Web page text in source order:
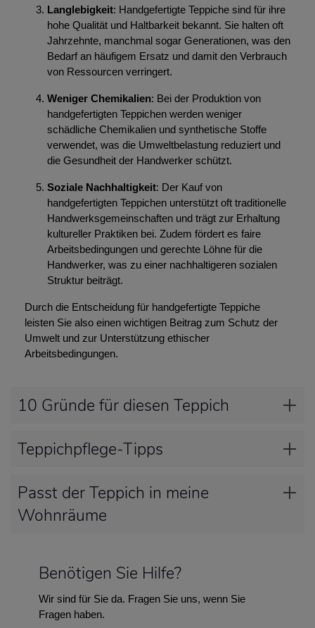
Langlebigkeit: Handgefertigte Teppiche sind für ihre
hohe Qualität und Haltbarkeit bekannt. Sie halten oft
Jahrzehnte, manchmal sogar Generationen, was den
Bedarf an häufigem Ersatz und damit den Verbrauch
von Ressourcen verringert.
Weniger Chemikalien: Bei der Produktion von
handgefertigten Teppichen werden weniger
schädliche Chemikalien und synthetische Stoffe
verwendet, was die Umweltbelastung reduziert und
die Gesundheit der Handwerker schützt.
Soziale Nachhaltigkeit: Der Kauf von
handgefertigten Teppichen unterstützt oft traditionelle
Handwerksgemeinschaften und trägt zur Erhaltung
kultureller Praktiken bei. Zudem fördert es faire
Arbeitsbedingungen und gerechte Löhne für die
Handwerker, was zu einer nachhaltigeren sozialen
Struktur beiträgt.
Durch die Entscheidung für handgefertigte Teppiche
leisten Sie also einen wichtigen Beitrag zum Schutz der
Umwelt und zur Unterstützung ethischer
Arbeitsbedingungen.
10 Gründe für diesen Teppich
Teppichpflege-Tipps
Passt der Teppich in meine
Wohnräume
Benötigen Sie Hilfe?
Wir sind für Sie da. Fragen Sie uns, wenn Sie
Fragen haben.